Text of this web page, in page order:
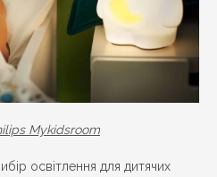
Mykidsroom
освітлення для дитячих